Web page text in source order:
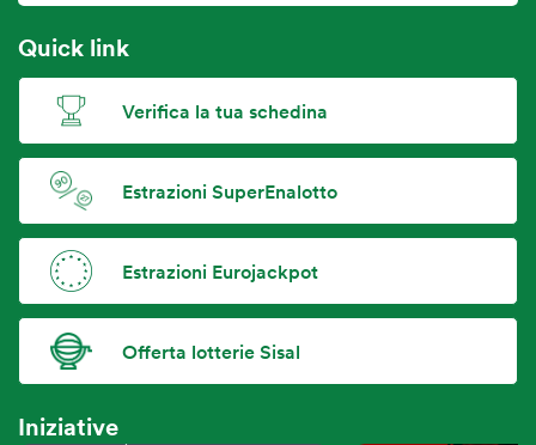
Quick link
Verifica la tua schedina
Estrazioni SuperEnalotto
Estrazioni Eurojackpot
Offerta lotterie Sisal
Iniziative